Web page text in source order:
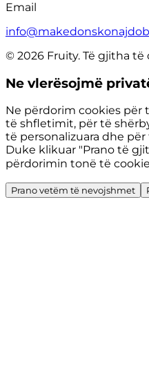
Email
© 2026 Fruity. Të gjitha të
Ne vlerësojmë
Ne përdorim cookies për
të shfletimit, për të
të personalizuara dhe
Duke klikuar "Prano të
përdorimin tonë të
Prano vetëm të nevojshmet